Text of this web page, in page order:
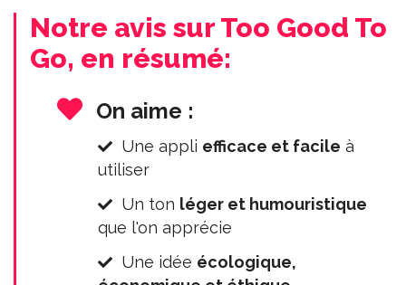
Notre avis sur Too Good To
Go, en résumé:
On aime :
Une appli efficace et facile à
utiliser
Un ton léger et humouristique
que l'on apprécie
Une idée écologique,